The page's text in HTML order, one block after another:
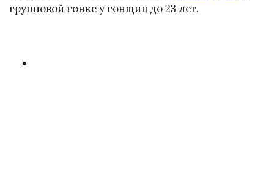
групповой гонке у гонщиц до 23 лет.